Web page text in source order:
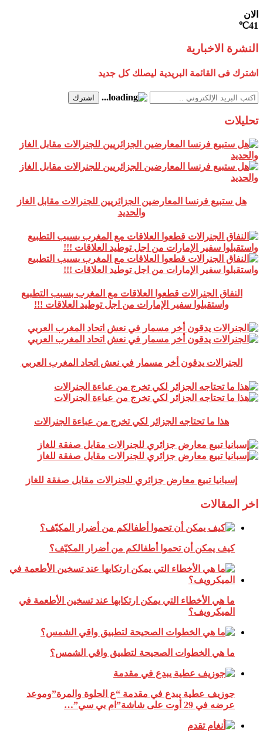
الان
41℃
النشرة الاخبارية
اشترك فى القائمة البريدية ليصلك كل جديد
اشترك
تحليلات
هل ستبيع فرنسا المعارضين الجزائريين للجنرالات مقابل الغاز
والحديد
النفاق الجنرالات قطعوا العلاقات مع المغرب بسبب التطبيع
واستقبلوا سفير الإمارات من اجل توطيد العلاقات !!!
الجنرالات يدقون أخر مسمار في نعش اتحاد المغرب العربي
هذا ما تحتاجه الجزائر لكي تخرج من عباءة الجنرالات
إسبانيا تبيع معارض جزائري للجنرالات مقابل صفقة للغاز
اخر المقالات
كيف يمكن أن تحموا أطفالكم من أضرار المكيّف؟
ما هي الأخطاء التي يمكن ارتكابها عند تسخين الأطعمة في
الميكرويف؟
ما هي الخطوات الصحيحة لتطبيق واقي الشمس؟
جوزيف عطية يبدع في مقدمة “ع الحلوة والمرة”وموعد
عرضه في 29 أوت على شاشة”ام بي سي”…